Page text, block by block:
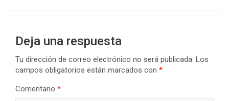
Deja una respuesta
Tu dirección de correo electrónico no será publicada. Los
campos obligatorios están marcados con *
Comentario *